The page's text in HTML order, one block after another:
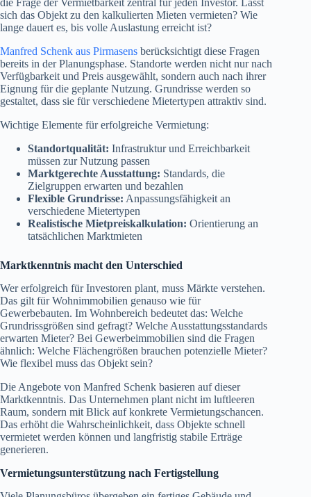
die Frage der Vermietbarkeit zentral für jeden Investor. Lässt
sich das Objekt zu den kalkulierten Mieten vermieten? Wie
lange dauert es, bis volle Auslastung erreicht ist?
Manfred Schenk aus Pirmasens berücksichtigt diese Fragen
bereits in der Planungsphase. Standorte werden nicht nur nach
Verfügbarkeit und Preis ausgewählt, sondern auch nach ihrer
Eignung für die geplante Nutzung. Grundrisse werden so
gestaltet, dass sie für verschiedene Mietertypen attraktiv sind.
Wichtige Elemente für erfolgreiche Vermietung:
Standortqualität: Infrastruktur und Erreichbarkeit
müssen zur Nutzung passen
Marktgerechte Ausstattung: Standards, die
Zielgruppen erwarten und bezahlen
Flexible Grundrisse: Anpassungsfähigkeit an
verschiedene Mietertypen
Realistische Mietpreiskalkulation: Orientierung an
tatsächlichen Marktmieten
Marktkenntnis macht den Unterschied
Wer erfolgreich für Investoren plant, muss Märkte verstehen.
Das gilt für Wohnimmobilien genauso wie für
Gewerbebauten. Im Wohnbereich bedeutet das: Welche
Grundrissgrößen sind gefragt? Welche Ausstattungsstandards
erwarten Mieter? Bei Gewerbeimmobilien sind die Fragen
ähnlich: Welche Flächengrößen brauchen potenzielle Mieter?
Wie flexibel muss das Objekt sein?
Die Angebote von Manfred Schenk basieren auf dieser
Marktkenntnis. Das Unternehmen plant nicht im luftleeren
Raum, sondern mit Blick auf konkrete Vermietungschancen.
Das erhöht die Wahrscheinlichkeit, dass Objekte schnell
vermietet werden können und langfristig stabile Erträge
generieren.
Vermietungsunterstützung nach Fertigstellung